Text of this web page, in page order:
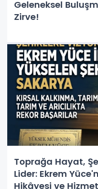
Geleneksel
Zirve!
Toprağa Hayat,
Lider: Ekrem
Hikâyesi ve